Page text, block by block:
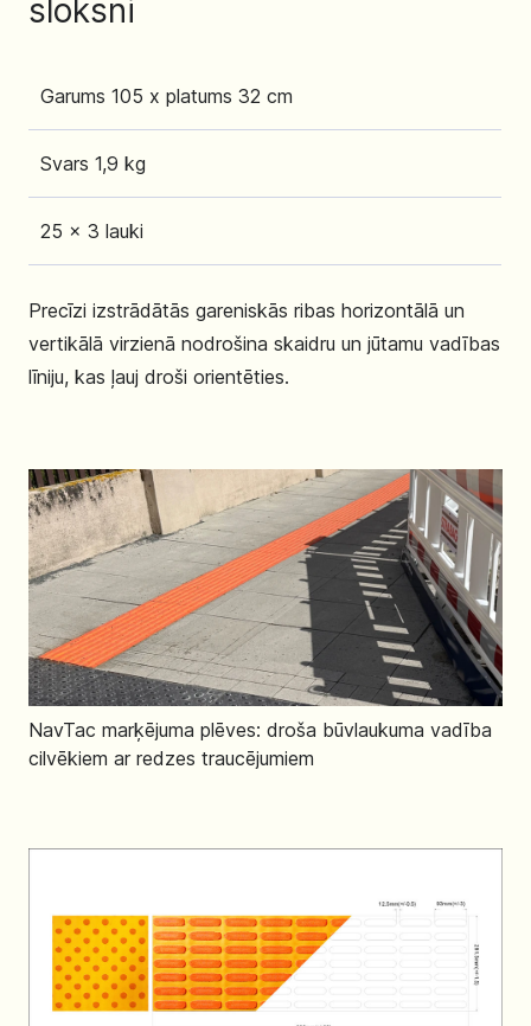
sloksni
Garums 105 x platums 32 cm
Svars 1,9 kg
25 x 3 lauki
Precīzi izstrādātās gareniskās ribas horizontālā un
vertikālā virzienā nodrošina skaidru un jūtamu vadības
līniju, kas ļauj droši orientēties.
NavTac marķējuma plēves: droša būvlaukuma vadība
cilvēkiem ar redzes traucējumiem